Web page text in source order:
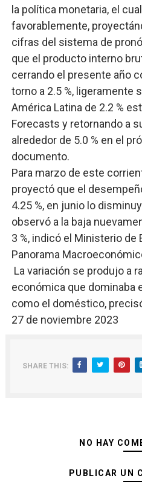
la política monetaria, el
favorablemente,
cifras del sistema de
que el producto interno
cerrando el presente año
torno a 2.5 %, ligeramente
América Latina de 2.2 %
Forecasts y retornando a
alrededor de 5.0 % en el
documento.
Para marzo de este
proyectó que el
4.25 %, en junio lo
observó a la baja
3 %, indicó el Ministerio
Panorama
La variación se produjo a
económica que dominaba
como el doméstico,
27 de noviembre 2023
SHARE THIS:
NO HAY
PUBLICAR UN